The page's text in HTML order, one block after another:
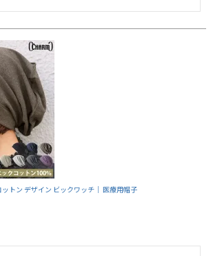
トン デザイン ビックワッチ｜ 医療用帽子